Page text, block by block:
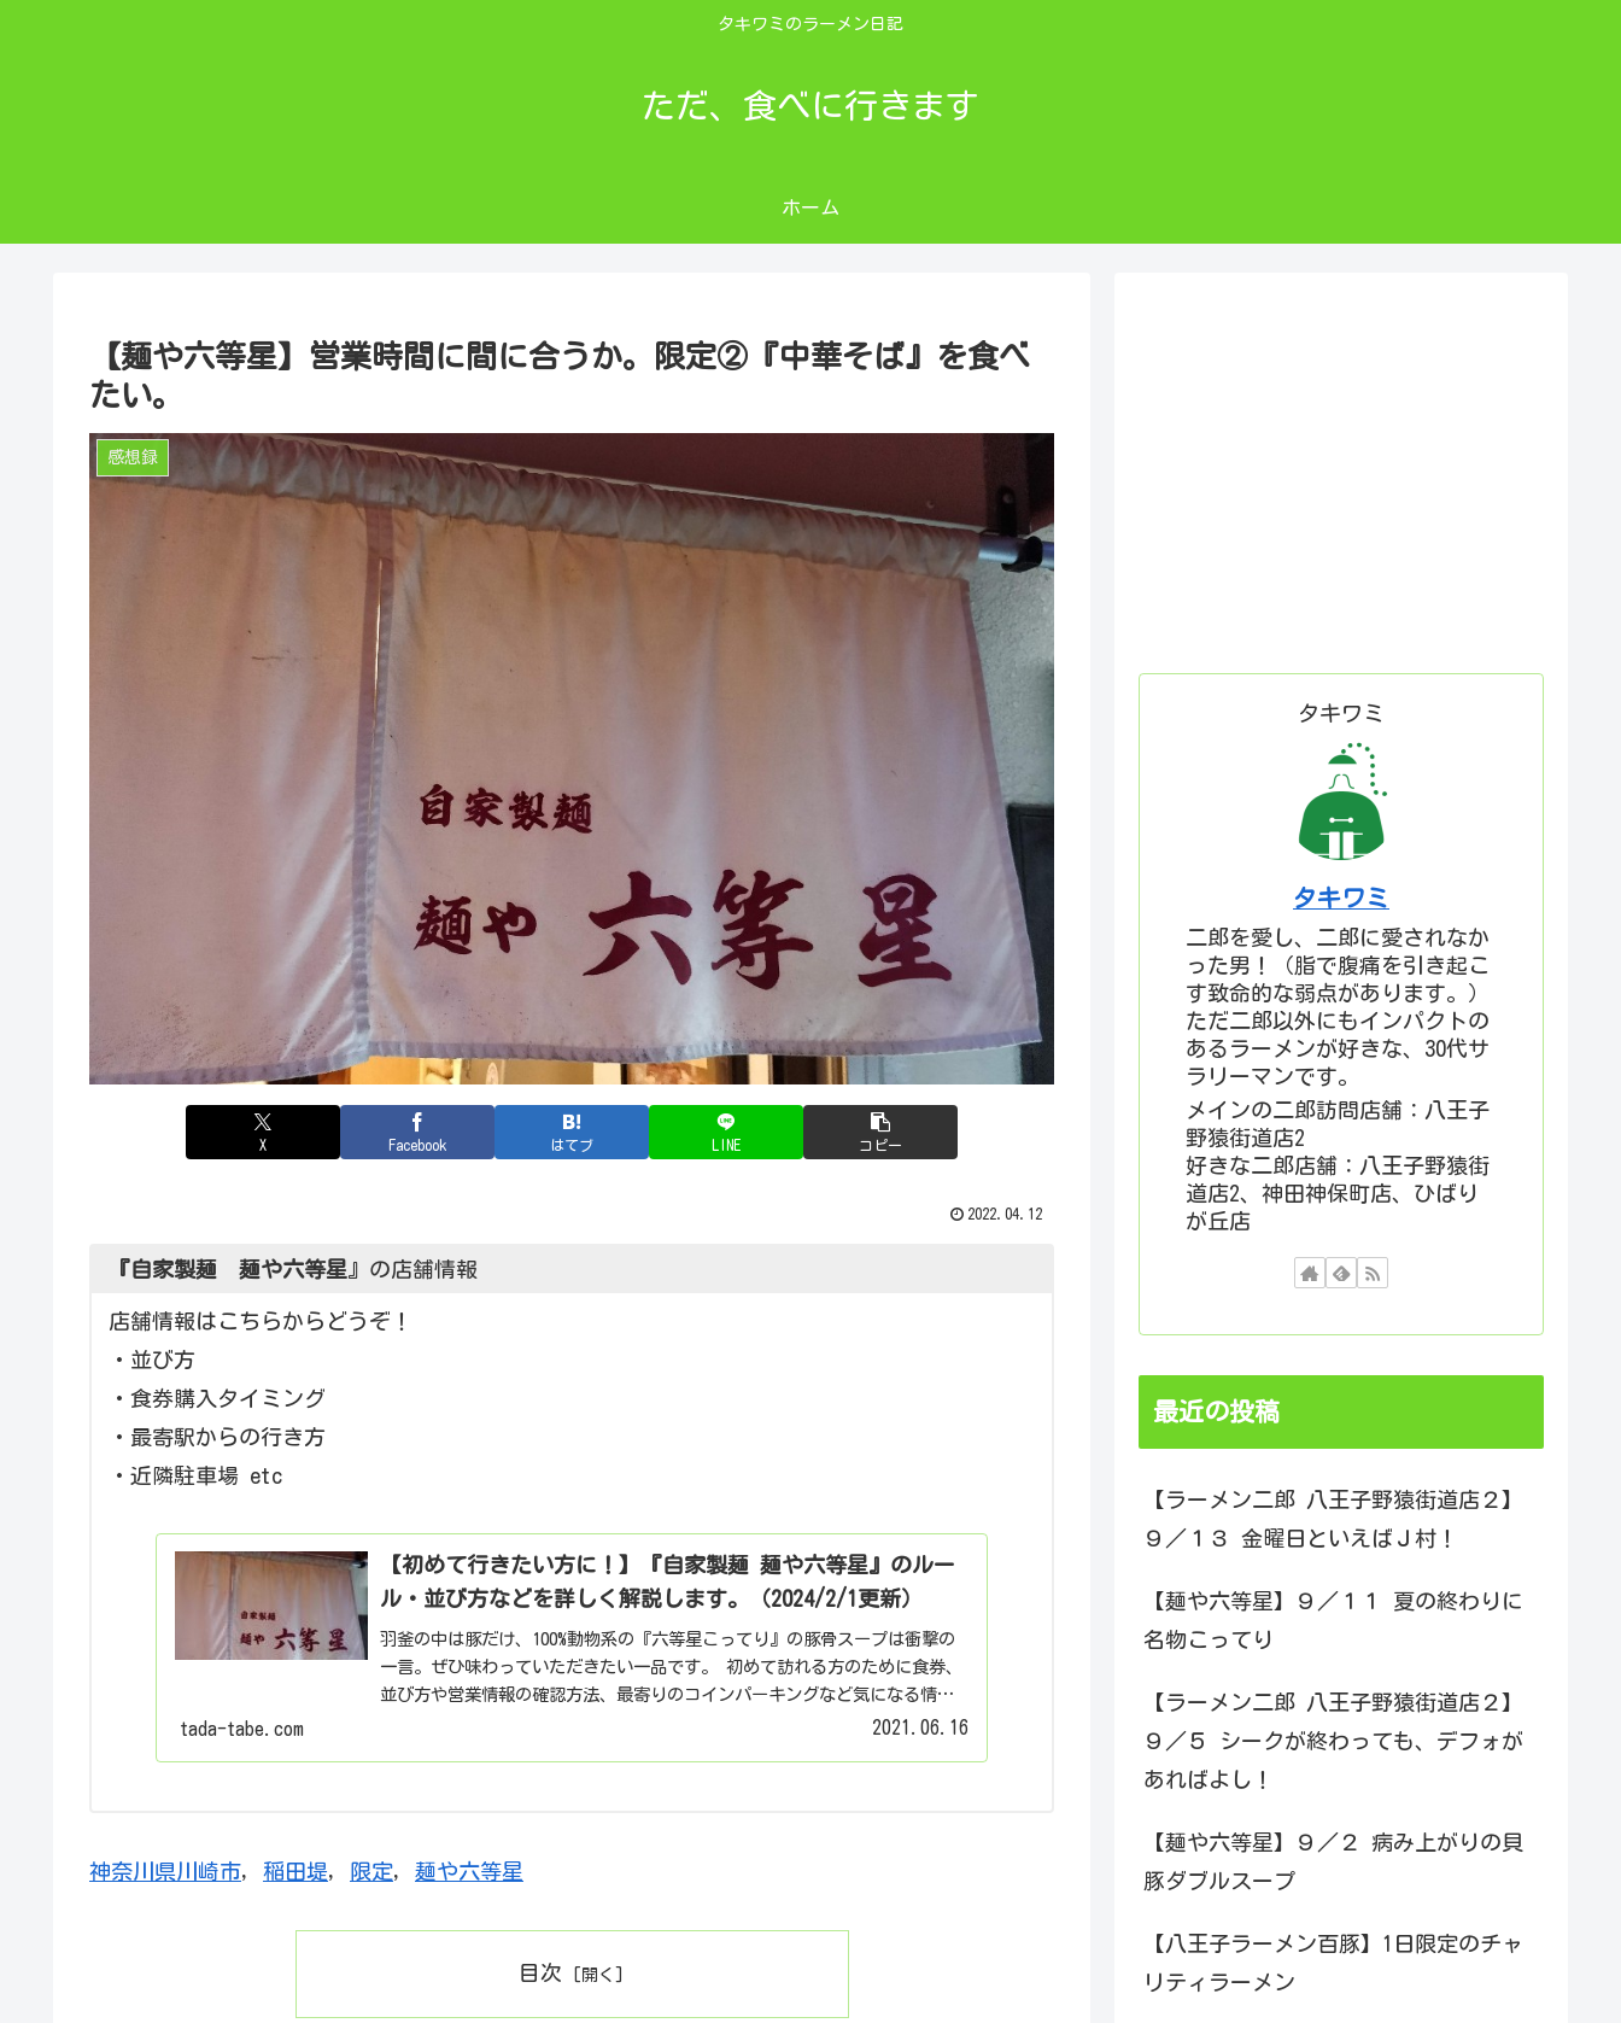
タキワミのラーメン日記
ただ、食べに行きます
ホーム
【麺や六等星】営業時間に間に合うか。限定②『中華そば』を食べ
たい。
感想録
X Facebook はてブ LINE コピー
2022.04.12
『自家製麺 麺や六等星 』の店舗情報
店舗情報はこちらからどうぞ！
・並び方
・食券購入タイミング
・最寄駅からの行き方
・近隣駐車場 etc
【初めて行きたい方に！】『自家製麺 麺や六等星』のルー
ル・並び方などを詳しく解説します。（2024/2/1更新）
羽釜の中は豚だけ、100%動物系の『六等星こってり』の豚骨スープは衝撃の
一言。ぜひ味わっていただきたい一品です。 初めて訪れる方のために食券、
並び方や営業情報の確認方法、最寄りのコインパーキングなど気になる情報
tada-tabe.com 2021.06.16
神奈川県川崎市, 稲田堤, 限定, 麺や六等星
目次
タキワミ
タキワミ
二郎を愛し、二郎に愛されなか
った男！（脂で腹痛を引き起こ
す致命的な弱点があります。）
ただ二郎以外にもインパクトの
あるラーメンが好きな、30代サ
ラリーマンです。
メインの二郎訪問店舗：八王子
野猿街道店2
好きな二郎店舗：八王子野猿街
道店2、神田神保町店、ひばり
が丘店
最近の投稿
【ラーメン二郎 八王子野猿街道店２】
９／１３ 金曜日といえばＪ村！
【麺や六等星】９／１１ 夏の終わりに
名物こってり
【ラーメン二郎 八王子野猿街道店２】
９／５ シークが終わっても、デフォが
あればよし！
【麺や六等星】９／２ 病み上がりの貝
豚ダブルスープ
【八王子ラーメン百豚】1日限定のチャ
リティラーメン